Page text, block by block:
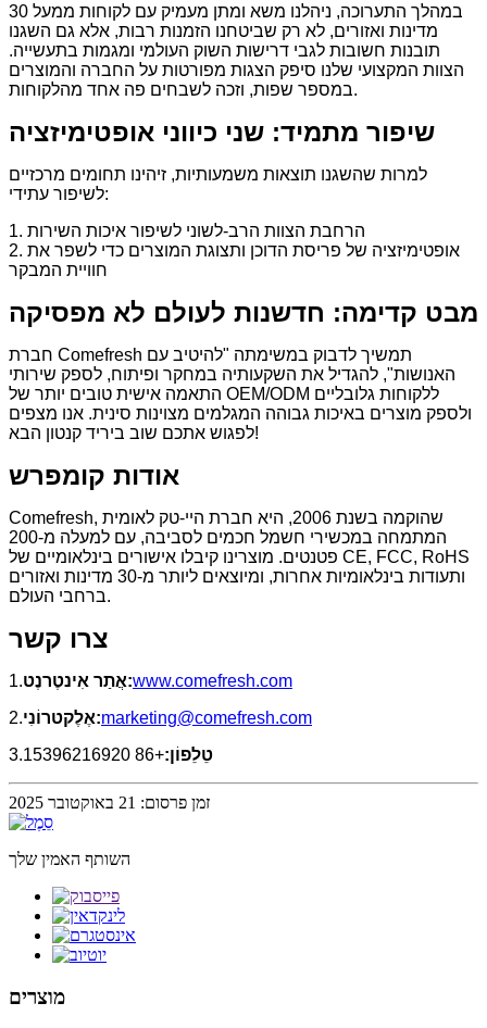
במהלך התערוכה, ניהלנו משא ומתן מעמיק עם לקוחות ממעל 30
מדינות ואזורים, לא רק שביטחנו הזמנות רבות, אלא גם השגנו
תובנות חשובות לגבי דרישות השוק העולמי ומגמות בתעשייה.
הצוות המקצועי שלנו סיפק הצגות מפורטות על החברה והמוצרים
במספר שפות, וזכה לשבחים פה אחד מהלקוחות.
שיפור מתמיד: שני כיווני אופטימיזציה
למרות שהשגנו תוצאות משמעותיות, זיהינו תחומים מרכזיים
לשיפור עתידי:
1. הרחבת הצוות הרב-לשוני לשיפור איכות השירות
2. אופטימיזציה של פריסת הדוכן ותצוגת המוצרים כדי לשפר את
חוויית המבקר
מבט קדימה: חדשנות לעולם לא מפסיקה
חברת Comefresh תמשיך לדבוק במשימתה "להיטיב עם
האנושות", להגדיל את השקעותיה במחקר ופיתוח, לספק שירותי
התאמה אישית טובים יותר של OEM/ODM ללקוחות גלובליים
ולספק מוצרים באיכות גבוהה המגלמים מצוינות סינית. אנו מצפים
לפגוש אתכם שוב ביריד קנטון הבא!
אודות קומפרש
Comefresh, שהוקמה בשנת 2006, היא חברת היי-טק לאומית
המתמחה במכשירי חשמל חכמים לסביבה, עם למעלה מ-200
פטנטים. מוצרינו קיבלו אישורים בינלאומיים של CE, FCC, RoHS
ותעודות בינלאומיות אחרות, ומיוצאים ליותר מ-30 מדינות ואזורים
ברחבי העולם.
צרו קשר
1. אֲתַר אִינטֶרנֶט:www.comefresh.com
2.
אֶלֶקטרוֹנִי:marketing@comefresh.com
3.
טֵלֵפוֹן:+86 15396216920
זמן פרסום: 21 באוקטובר 2025
השותף האמין שלך
מוצרים